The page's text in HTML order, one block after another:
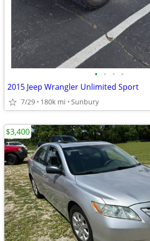
• • • •
2015 Jeep Wrangler Unlimited Sport
7/29 180k mi Sunbury
$3,400